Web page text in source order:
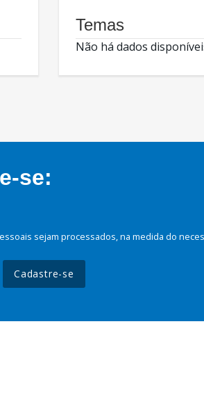
Temas
Não há dados
se:
sejam processados, na medida do
Cadastre-se